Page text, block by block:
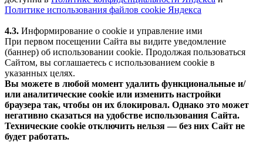
Политике использования файлов cookie Яндекса
4.3. Информирование о cookie и управление ими
При первом посещении Сайта вы видите уведомление
(баннер) об использовании cookie. Продолжая пользоваться
Сайтом, вы соглашаетесь с использованием cookie в
указанных целях.
Вы можете в любой момент удалить функциональные и/
или аналитические cookie или изменить настройки
браузера так, чтобы он их блокировал. Однако это может
негативно сказаться на удобстве использования Сайта.
Технические cookie отключить нельзя — без них Сайт не
будет работать.